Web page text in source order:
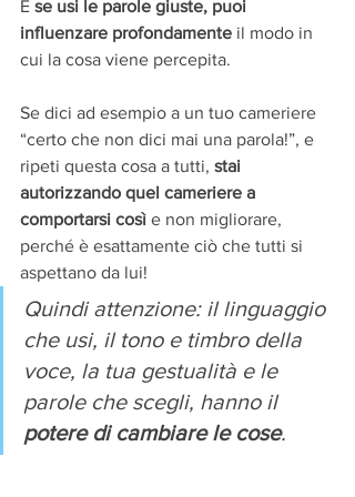
E se usi le parole giuste, puoi
influenzare profondamente il modo in
cui la cosa viene percepita.
Se dici ad esempio a un tuo cameriere
“certo che non dici mai una parola!”, e
ripeti questa cosa a tutti, stai
autorizzando quel cameriere a
comportarsi così e non migliorare,
perché è esattamente ciò che tutti si
aspettano da lui!
Quindi attenzione: il linguaggio
che usi, il tono e timbro della
voce, la tua gestualità e le
parole che scegli, hanno il
potere di cambiare le cose.